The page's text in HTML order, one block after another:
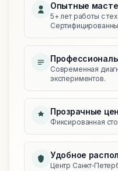
Опытные
5+ лет работы с
Современная
экспериментов.
Прозрачные
Фиксированная
Удобное
Центр